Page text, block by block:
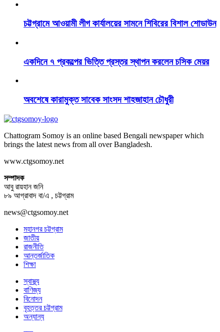
চট্টগ্রামে আওয়ামী লীগ কার্যালয়ের সামনে শিবিরের বিশাল শোডাউন
একদিনে ৭ প্রকল্পের ভিত্তি প্রস্তর স্থাপন করলেন চসিক মেয়র
অবশেষে কারামুক্ত সাবেক সাংসদ শাহজাহান চৌধুরী
Chattogram Somoy is an online based Bengali newspaper which
brings the latest news from all over Bangladesh.
www.ctgsomoy.net
সম্পাদক
আবু রায়হান জনি
৮৯ আগ্রাবাদ বা/এ , চট্টগ্রাম
news@ctgsomoy.net
মহানগর চট্টগ্রাম
জাতীয়
রাজনীতি
আন্তর্জাতিক
শিক্ষা
স্বাস্থ্য
বাণিজ্য
বিনোদন
বৃহত্তর চট্টগ্রাম
অন্যান্য